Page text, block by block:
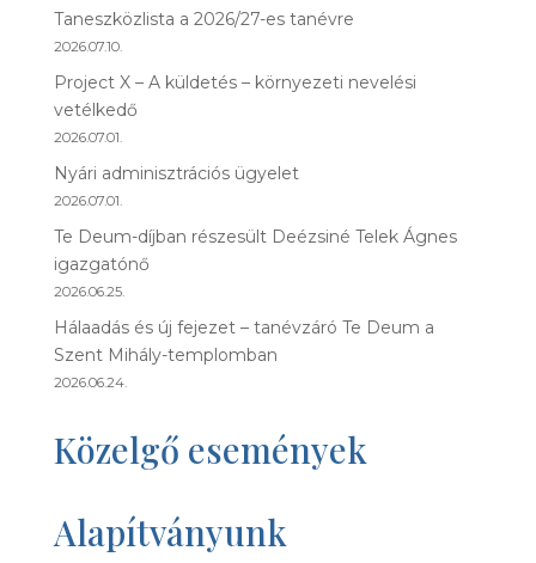
Taneszközlista a 2026/27-es tanévre
2026.07.10.
Project X – A küldetés – környezeti nevelési
vetélkedő
2026.07.01.
Nyári adminisztrációs ügyelet
2026.07.01.
Te Deum-díjban részesült Deézsiné Telek Ágnes
igazgatónő
2026.06.25.
Hálaadás és új fejezet – tanévzáró Te Deum a
Szent Mihály-templomban
2026.06.24.
Közelgő események
Alapítványunk